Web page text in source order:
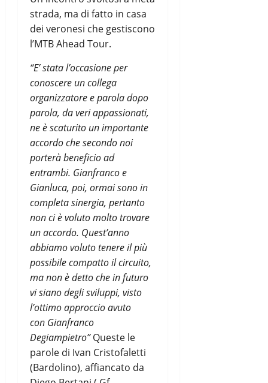
strada, ma di fatto in casa
dei veronesi che gestiscono
l’MTB Ahead Tour.
“E’ stata l’occasione per
conoscere un collega
organizzatore e parola dopo
parola, da veri appassionati,
ne è scaturito un importante
accordo che secondo noi
porterà beneficio ad
entrambi. Gianfranco e
Gianluca, poi, ormai sonoin
completa sinergia, pertanto
non ci è voluto molto trovare
un accordo. Quest’anno
abbiamo voluto tenere il più
possibile compatto il circuito,
ma non è detto che in futuro
vi siano degli sviluppi, visto
l’ottimo approccio avuto
con Gianfranco
Degiampietro”Queste le
parole di Ivan Cristofaletti
(Bardolino), affiancato da